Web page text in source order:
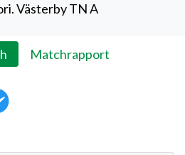
Västerby TN A
Matchrapport